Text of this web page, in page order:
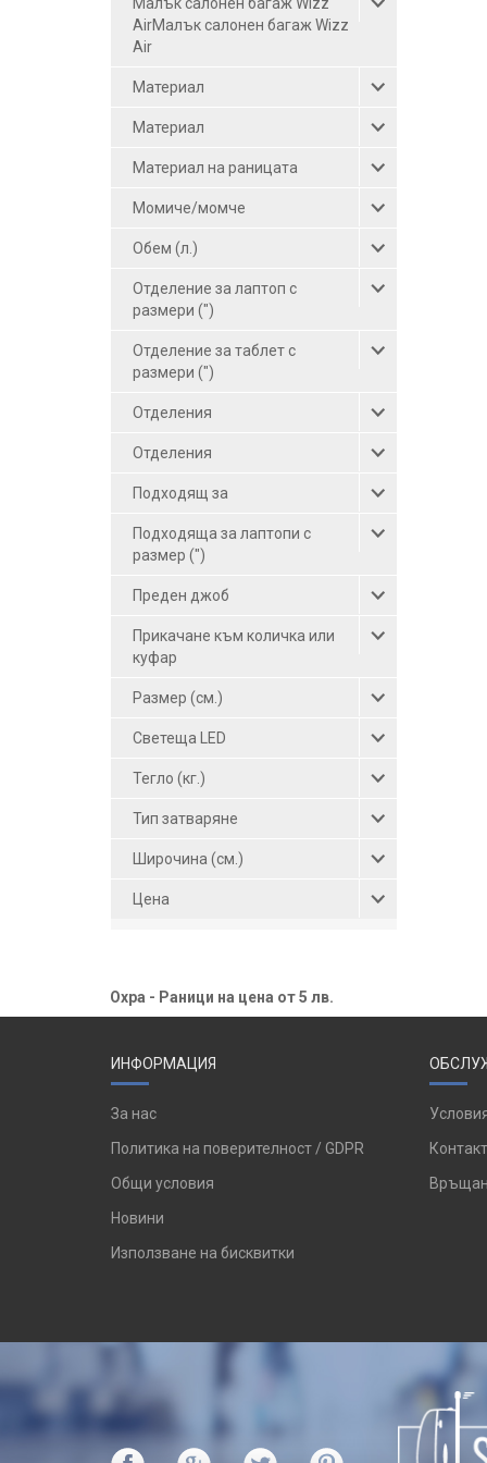
син-червен (3)
светлосин (1)
светлосив (1)
розов (5)
яркозелен (1)
AirМалък салонен багаж Wizz
Air
Материал
Материал
Материал на раницата
Момиче/момче
Обем (л.)
Отделение за лаптоп с
размери (")
Отделение за таблет с
размери (")
Отделения
Отделения
Подходящ за
Подходяща за лаптопи с
размер (")
Преден джоб
Прикачане към количка или
куфар
Размер (см.)
Светеща LED
Тегло (кг.)
Тип затваряне
Широчина (см.)
Цена
Охра - Раници на цена от 5 лв.
ИНФОРМАЦИЯ
За нас
Политика на поверителност / GDPR
Общи условия
Новини
Използване на бисквитки